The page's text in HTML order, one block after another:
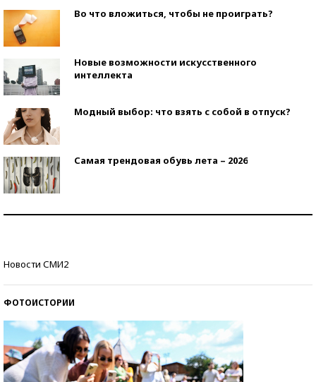
Во что вложиться, чтобы не проиграть?
Новые возможности искусственного
интеллекта
Модный выбор: что взять с собой в отпуск?
Самая трендовая обувь лета – 2026
Новости СМИ2
ФОТОИСТОРИИ